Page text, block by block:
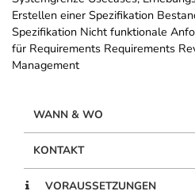
Erstellen einer Spezifikation
Spezifikation Nicht funktionale
für Requirements Requirements
Management
WANN & WO
KONTAKT
VORAUSSETZUNGEN